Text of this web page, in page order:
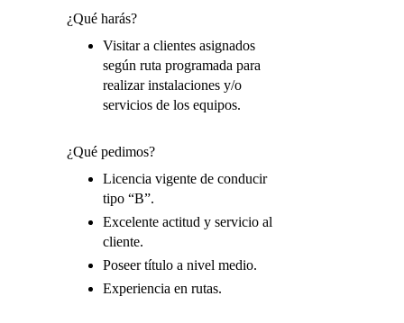
¿Qué harás?
Visitar a clientes asignados
según ruta programada para
realizar instalaciones y/o
servicios de los equipos.
¿Qué pedimos?
Licencia vigente de conducir
tipo “B”.
Excelente actitud y servicio al
cliente.
Poseer título a nivel medio.
Experiencia en rutas.